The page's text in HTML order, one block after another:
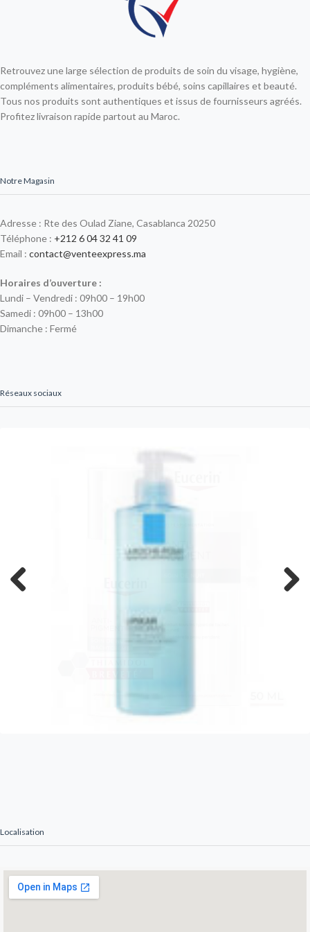
Retrouvez une large sélection de produits de soin du visage, hygiène,
compléments alimentaires, produits bébé, soins capillaires et beauté.
Tous nos produits sont authentiques et issus de fournisseurs agréés.
Profitez livraison rapide partout au Maroc.
Notre Magasin
Adresse : Rte des Oulad Ziane, Casablanca 20250
Téléphone : +212 6 04 32 41 09
Email : contact@venteexpress.ma
Horaires d’ouverture :
Lundi – Vendredi : 09h00 – 19h00
Samedi : 09h00 – 13h00
Dimanche : Fermé
Réseaux sociaux
Localisation